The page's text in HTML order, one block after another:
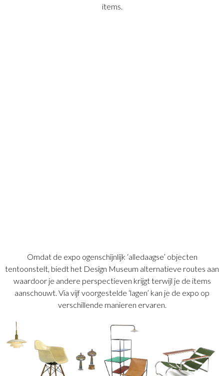
items.
Omdat de expo ogenschijnlijk ‘alledaagse’ objecten
tentoonstelt, biedt het Design Museum alternatieve routes aan
waardoor je andere perspectieven krijgt terwijl je de items
aanschouwt. Via vijf voorgestelde ‘lagen’ kan je de expo op
verschillende manieren ervaren.